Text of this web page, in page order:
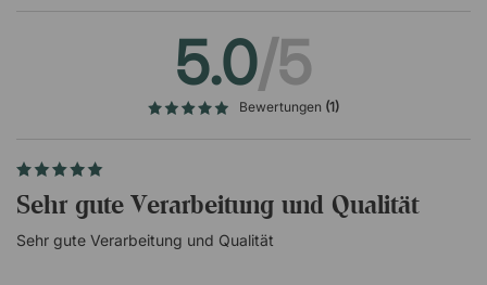
5.0/5
Bewertungen (1)
Sehr gute Verarbeitung und Qualität
Sehr gute Verarbeitung und Qualität